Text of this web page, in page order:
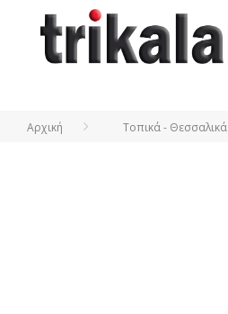
Αρχική Τοπικά - Θεσσαλικά